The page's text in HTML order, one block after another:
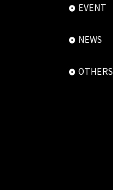
EVENT
NEWS
OTHERS